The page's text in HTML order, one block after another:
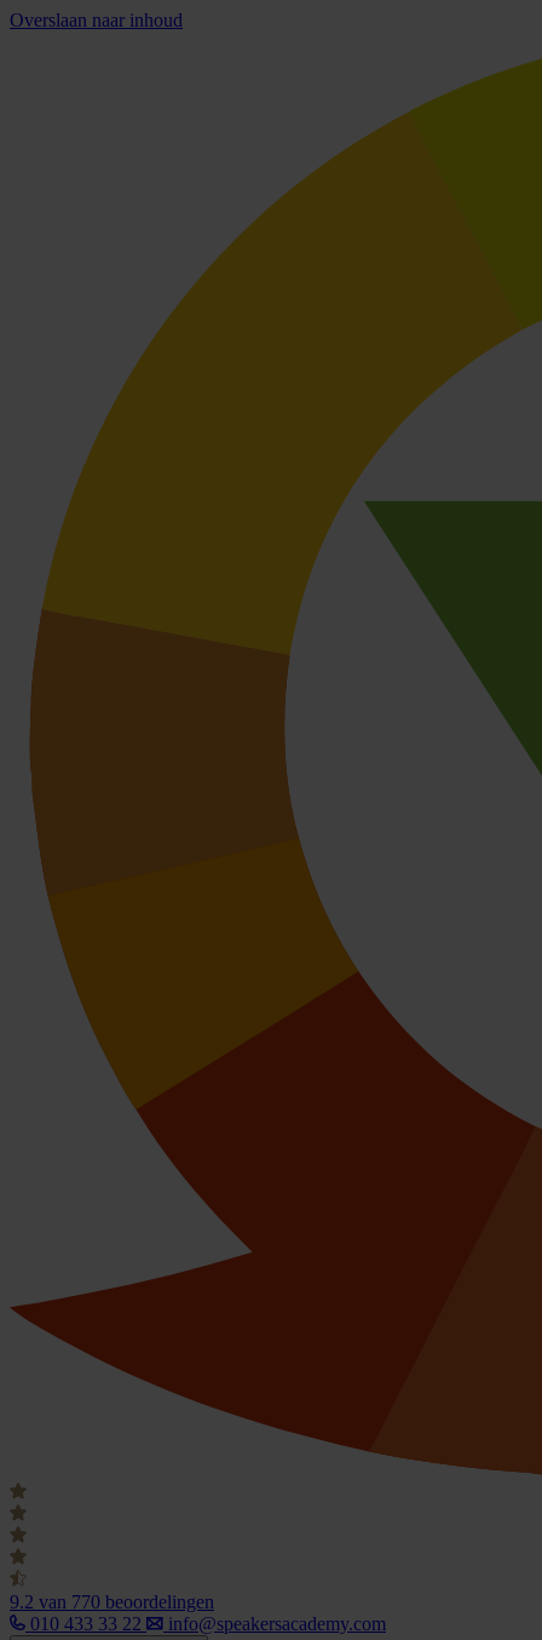
Overslaan naar inhoud
9.2 van 770 beoordelingen
010 433 33 22
info@speakersacademy.com